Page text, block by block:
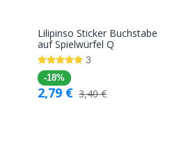
In den
Warenkorb
Lilipinso Sticker Buchstabe
auf Spielwürfel Q
3
-18%
2,79€ 3,40€